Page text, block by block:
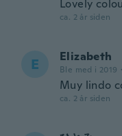
Lovely
ca. 2 år siden
E Elizabeth
Ble med i 2019 ·
Muy lindo
ca. 2 år siden